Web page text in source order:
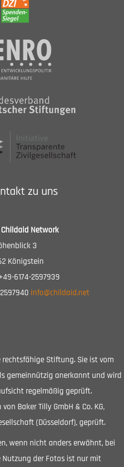
zu uns
Network
3
Königstein
6174-2597939
info@childaid.net
rechtsfähige Stiftung. Sie ist vom
gemeinnützig anerkannt und wird
regelmäßig geprüft.
Baker Tilly GmbH & Co. KG,
(Düsseldorf), geprüft.
wenn nicht anders erwähnt, bei
Nutzung der Fotos ist nur mit